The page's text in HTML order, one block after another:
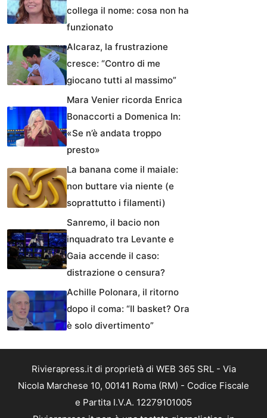
collega il nome: cosa non ha
funzionato
Alcaraz, la frustrazione
cresce: “Contro di me
giocano tutti al massimo”
Mara Venier ricorda Enrica
Bonaccorti a Domenica In:
«Se n’è andata troppo
presto»
La banana come il maiale:
non buttare via niente (e
soprattutto i filamenti)
Sanremo, il bacio non
inquadrato tra Levante e
Gaia accende il caso:
distrazione o censura?
Achille Polonara, il ritorno
dopo il coma: “Il basket? Ora
è solo divertimento”
Rivierapress.it di proprietà di WEB 365 SRL - Via
Nicola Marchese 10, 00141 Roma (RM) - Codice Fiscale
e Partita I.V.A. 12279101005